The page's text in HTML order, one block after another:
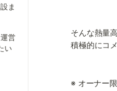
ま
営
い
そんな熱量
積極的にコ
※ オーナー